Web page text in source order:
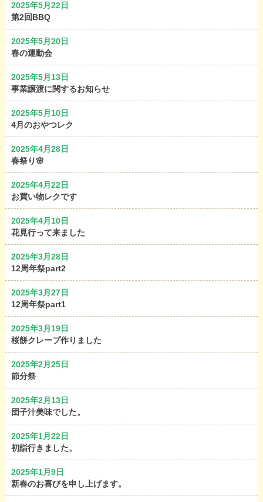
2025年5月22日
第2回BBQ
2025年5月20日
春の運動会
2025年5月13日
事業譲渡に関するお知らせ
2025年5月10日
4月のおやつレク
2025年4月28日
春祭り🌸
2025年4月22日
お買い物レクです
2025年4月10日
花見行って来ました
2025年3月28日
12周年祭part2
2025年3月27日
12周年祭part1
2025年3月19日
桜餅クレープ作りました
2025年2月25日
節分祭
2025年2月13日
団子汁美味でした。
2025年1月22日
初詣行きました。
2025年1月9日
新春のお喜びを申し上げます。